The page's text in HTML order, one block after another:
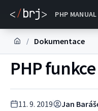
PHP MANUAL
Dokumentace
/ Dokumentace
PHP
11. 9. 2019 Jan